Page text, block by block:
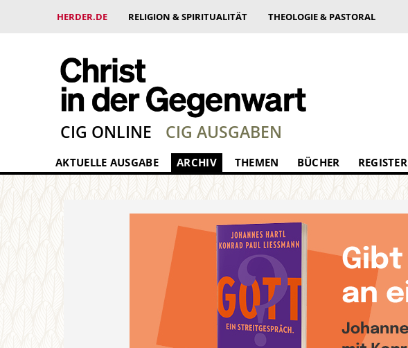
HERDER.DE RELIGION & SPIRITUALITÄT THEOLOGIE & PASTORAL
CIG ONLINE CIG AUSGABEN
AKTUELLE AUSGABE ARCHIV THEMEN BÜCHER REGISTER